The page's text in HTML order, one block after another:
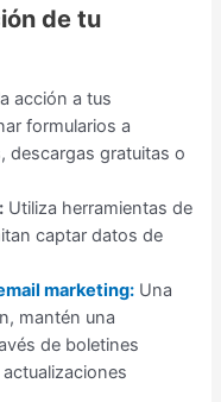
de tu
acción a tus
formularios a
descargas gratuitas o
Utiliza herramientas de
captar datos de
marketing: Una
mantén una
de boletines